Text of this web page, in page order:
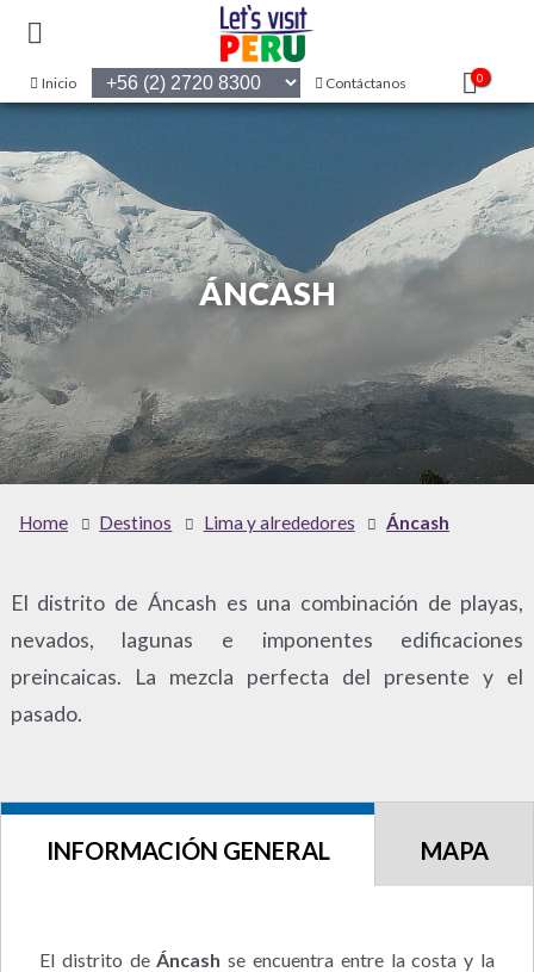
Inicio Contáctanos 0
ÁNCASH
Home Destinos Lima y alrededores Áncash
El distrito de Áncash es una combinación de playas,
nevados, lagunas e imponentes edificaciones
preincaicas. La mezcla perfecta del presente y el
pasado.
INFORMACIÓN GENERAL MAPA
El distrito de Áncash se encuentra entre la costa y la